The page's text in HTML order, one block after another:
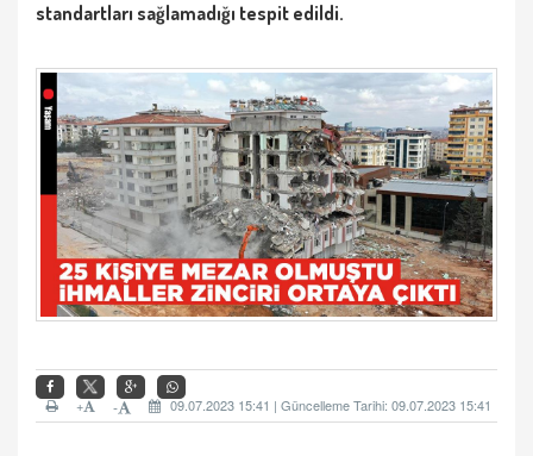
standartları sağlamadığı tespit edildi.
09.07.2023 15:41 | Güncelleme Tarihi: 09.07.2023 15:41
-
+